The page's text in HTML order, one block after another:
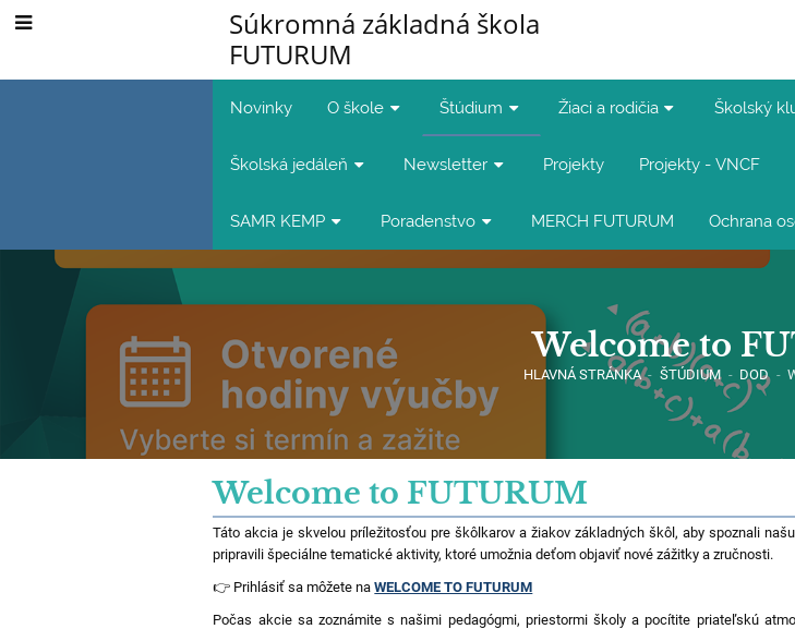
Súkromná základná škola
FUTURUM
Novinky O škole Štúdium Žiaci a rodičia Školský
Školská jedáleň Newsletter Projekty Projekty - VNCF
SAMR KEMP Poradenstvo MERCH FUTURUM Ochrana
Welcome to
HLAVNÁ STRÁNKA - ŠTÚDIUM - DOD -
Welcome to FUTURUM
Táto akcia je skvelou príležitosťou pre škôlkarov a žiakov základných škôl, aby spoznali
pripravili špeciálne tematické aktivity, ktoré umožnia deťom objaviť nové zážitky a zručnosti.
👉 Prihlásiť sa môžete naWELCOME TO FUTURUM
Počas akcie sa zoznámite s našimi pedagógmi, priestormi školy a pocítite priateľskú